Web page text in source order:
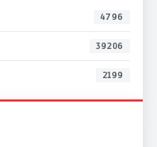
4796
39206
2199